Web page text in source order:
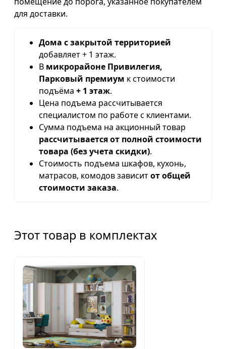
для доставки.
Дома с закрытой территорией
добавляет + 1 этаж.
В микрорайоне Привилегия,
Парковый премиум к стоимости
подъёма + 1 этаж.
Цена подъема рассчитывается
специалистом по работе с клиентами.
Сумма подъема на акционный товар
рассчитывается от полной стоимости
товара (без учета скидки).
Стоимость подъема шкафов, кухонь,
матрасов, комодов зависитот общей
стоимости заказа.
Этот товар в комплектах